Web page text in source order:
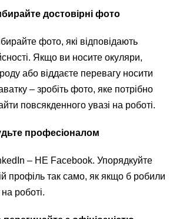
достовірні фото
фото, які відповідають
Якщо ви носите окуляри,
або віддаєте перевагу носити
– зробіть фото, яке потрібно
повсякденного увазі на роботі.
професіоналом
– НЕ Facebook. Упорядкуйте
профіль так само, як якщо б робили
роботі.